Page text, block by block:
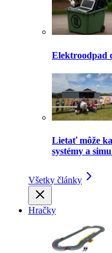
Elektroodpad
Lietať môže
systémy a
Všetky články
Hračky